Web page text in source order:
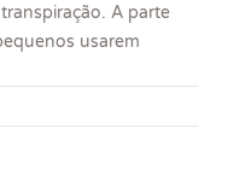
A parte
usarem